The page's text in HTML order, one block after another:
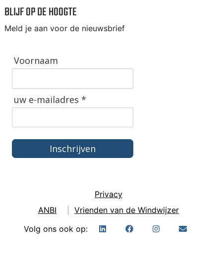
BLIJF OP DE HOOGTE
Meld je aan voor de nieuwsbrief
Voornaam
uw e-mailadres *
Inschrijven
Privacy
ANBI
Vrienden van de Windwijzer
Volg ons ook op: